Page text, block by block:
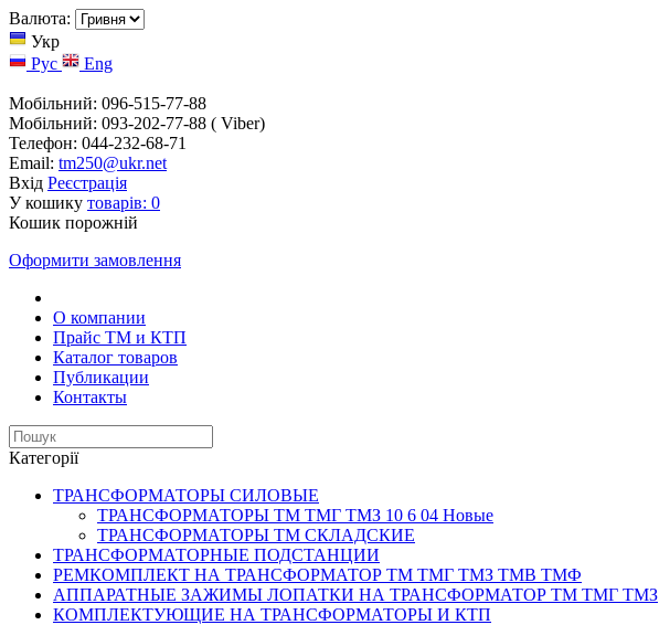
Валюта:
Укр
Рус
Eng
Мобільний: 096-515-77-88
Мобільний: 093-202-77-88 ( Viber)
Телефон: 044-232-68-71
Email: tm250@ukr.net
Вхід Реєстрація
У кошику товарів: 0
Кошик порожній
Оформити замовлення
О компании
Прайс TM и КТП
Каталог товаров
Публикации
Контакты
Категорії
ТРАНСФОРМАТОРЫ СИЛОВЫЕ
ТРАНСФОРМАТОРЫ ТМ ТМГ ТМЗ 10 6 04 Новые
ТРАНСФОРМАТОРЫ ТМ СКЛАДСКИЕ
ТРАНСФОРМАТОРНЫЕ ПОДСТАНЦИИ
РЕМКОМПЛЕКТ НА ТРАНСФОРМАТОР ТМ ТМГ ТМЗ ТМВ ТМФ
АППАРАТНЫЕ ЗАЖИМЫ ЛОПАТКИ НА ТРАНСФОРМАТОР ТМ ТМГ ТМЗ
КОМПЛЕКТУЮЩИЕ НА ТРАНСФОРМАТОРЫ И КТП